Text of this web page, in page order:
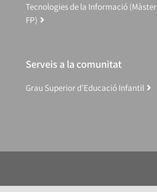
Tecnologies de la Informació (Màster
FP)
Serveis a la comunitat
Grau Superior d’Educació Infantil